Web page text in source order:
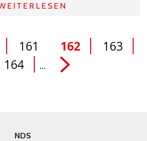
161 162
163
164
...
NDS